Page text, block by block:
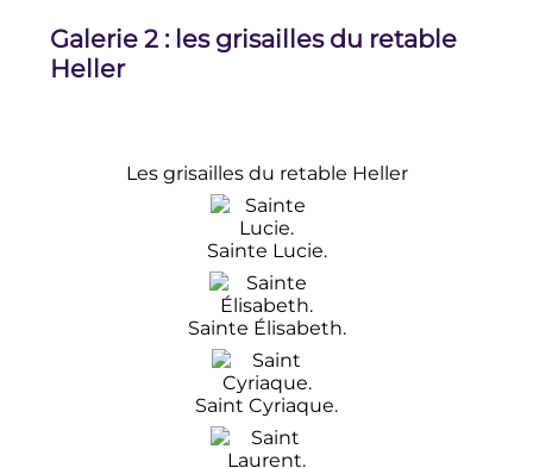
Galerie 2 : les grisailles du retable
Heller
Les grisailles du retable Heller
Sainte Lucie.
Sainte Élisabeth.
Saint Cyriaque.